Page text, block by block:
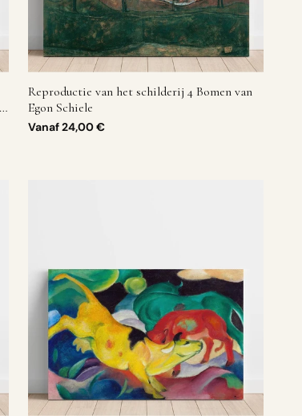
Reproductie van het schilderij 4 Bomen van
Egon Schiele
Vanaf24,00 €